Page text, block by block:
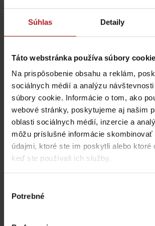
Súhlas Detaily
Táto webstránka používa súbory
Na prispôsobenie obsahu a reklám,
sociálnych médií a analýzu
súbory cookie. Informácie o tom, ako
webové stránky, poskytujeme aj našim
oblasti sociálnych médií, inzercie a
môžu príslušné informácie
údajmi, ktoré ste im poskytli alebo ktoré
keď ste používali ich služby.
súhlasu
Potrebné
Koliba Liptov GOTHAL
Liptovská Osada
Koliba Bodega